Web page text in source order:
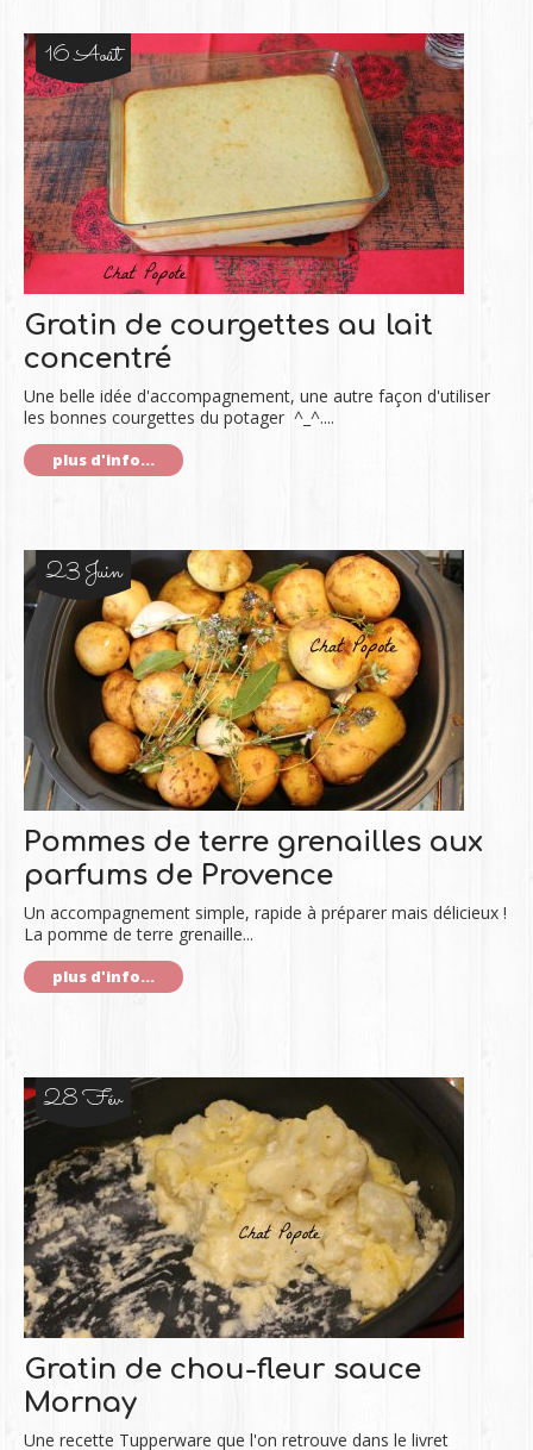
16 Août
Gratin de courgettes au lait
concentré
Une belle idée d'accompagnement, une autre façon d'utiliser
les bonnes courgettes du potager ^_^....
plus d'info...
23 Juin
Pommes de terre grenailles aux
parfums de Provence
Un accompagnement simple, rapide à préparer mais délicieux !
La pomme de terre grenaille...
plus d'info...
28 Fév
Gratin de chou-fleur sauce
Mornay
Une recette Tupperware que l'on retrouve dans le livret